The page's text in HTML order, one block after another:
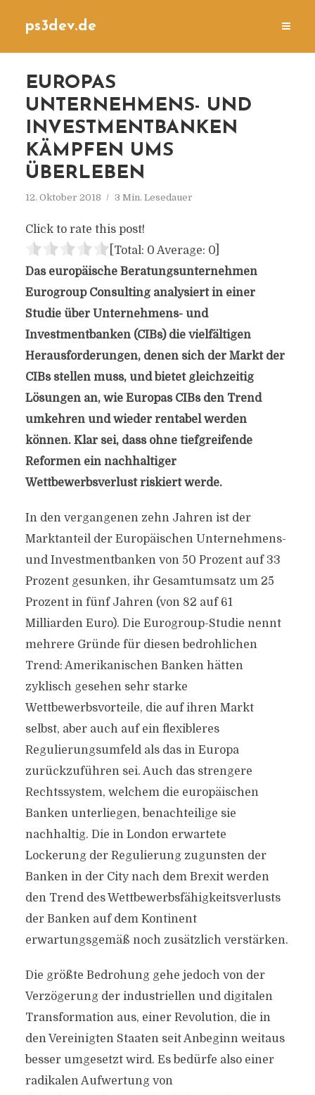
ps3dev.de
EUROPAS
UNTERNEHMENS- UND
INVESTMENTBANKEN
KÄMPFEN UMS
ÜBERLEBEN
12. Oktober 2018 3 Min. Lesedauer
Click to rate this post!
[Total: 0 Average: 0]
Das europäische Beratungsunternehmen
Eurogroup Consulting analysiert in einer
Studie über Unternehmens- und
Investmentbanken (CIBs) die vielfältigen
Herausforderungen, denen sich der Markt der
CIBs stellen muss, und bietet gleichzeitig
Lösungen an, wie Europas CIBs den Trend
umkehren und wieder rentabel werden
können. Klar sei, dass ohne tiefgreifende
Reformen ein nachhaltiger
Wettbewerbsverlust riskiert werde.
In den vergangenen zehn Jahren ist der
Marktanteil der Europäischen Unternehmens-
und Investmentbanken von 50 Prozent auf 33
Prozent gesunken, ihr Gesamtumsatz um 25
Prozent in fünf Jahren (von 82 auf 61
Milliarden Euro). Die Eurogroup-Studie nennt
mehrere Gründe für diesen bedrohlichen
Trend: Amerikanischen Banken hätten
zyklisch gesehen sehr starke
Wettbewerbsvorteile, die auf ihren Markt
selbst, aber auch auf ein flexibleres
Regulierungsumfeld als das in Europa
zurückzuführen sei. Auch das strengere
Rechtssystem, welchem die europäischen
Banken unterliegen, benachteilige sie
nachhaltig. Die in London erwartete
Lockerung der Regulierung zugunsten der
Banken in der City nach dem Brexit werden
den Trend des Wettbewerbsfähigkeitsverlusts
der Banken auf dem Kontinent
erwartungsgemäß noch zusätzlich verstärken.
Die größte Bedrohung gehe jedoch von der
Verzögerung der industriellen und digitalen
Transformation aus, einer Revolution, die in
den Vereinigten Staaten seit Anbeginn weitaus
besser umgesetzt wird. Es bedürfe also einer
radikalen Aufwertung von